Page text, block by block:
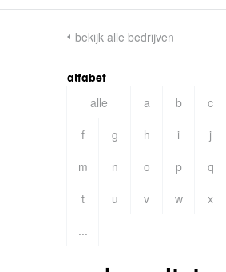
bekijk alle bedrijven
alfabet
alle a b c
f
g h i j
m
n o p q
t
u v w x
...